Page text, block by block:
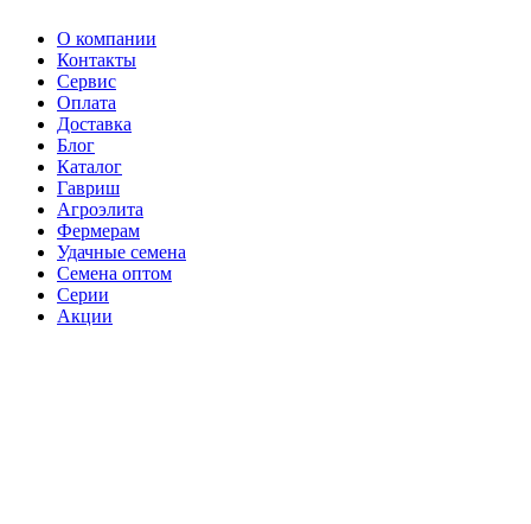
О компании
Контакты
Сервис
Оплата
Доставка
Блог
Каталог
Гавриш
Агроэлита
Фермерам
Удачные семена
Семена оптом
Серии
Акции